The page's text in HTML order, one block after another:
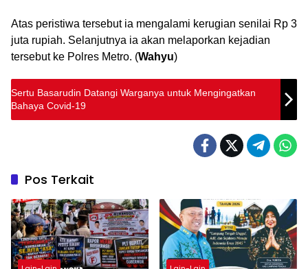
Atas peristiwa tersebut ia mengalami kerugian senilai Rp 3
juta rupiah. Selanjutnya ia akan melaporkan kejadian
tersebut ke Polres Metro. (Wahyu)
Sertu Basarudin Datangi Warganya untuk Mengingatkan
Bahaya Covid-19
Pos Terkait